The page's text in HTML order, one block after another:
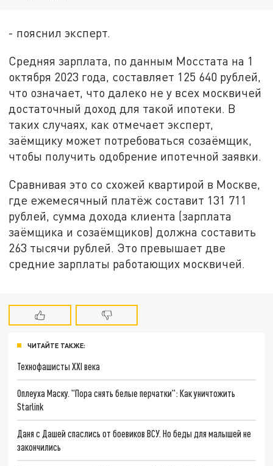
- пояснил эксперт.
Средняя зарплата, по данным Мосстата на 1
октября 2023 года, составляет 125 640 рублей,
что означает, что далеко не у всех москвичей
достаточный доход для такой ипотеки. В
таких случаях, как отмечает эксперт,
заёмщику может потребоваться созаёмщик,
чтобы получить одобрение ипотечной заявки.
Сравнивая это со схожей квартирой в Москве,
где ежемесячный платёж составит 131 711
рублей, сумма дохода клиента (зарплата
заёмщика и созаёмщиков) должна составить
263 тысячи рублей. Это превышает две
средние зарплаты работающих москвичей.
ЧИТАЙТЕ ТАКЖЕ:
Технофашисты XXI века
Оплеуха Маску. "Пора снять белые перчатки": Как уничтожить
Starlink
Даня с Дашей спаслись от боевиков ВСУ. Но беды для малышей не
закончились